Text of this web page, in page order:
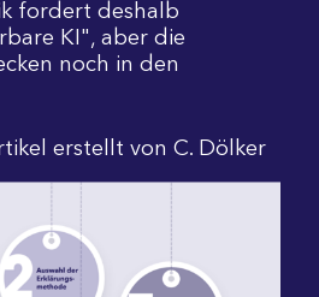
fordert deshalb
KI", aber die
noch in den
erstellt von C. Dölker